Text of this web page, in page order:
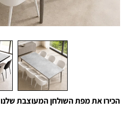
הכירו את מפת השולחן המעוצבת שלנו